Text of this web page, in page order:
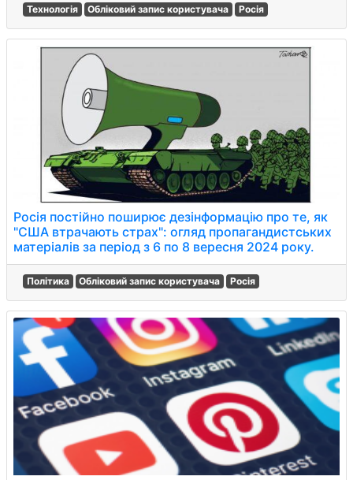
Технологія Обліковий запис користувача Росія
Росія постійно поширює дезінформацію про те, як
"США втрачають страх": огляд пропагандистських
матеріалів за період з 6 по 8 вересня 2024 року.
Політика Обліковий запис користувача Росія